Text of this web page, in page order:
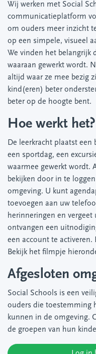
Wij werken met Social
communicatieplatform
om ouders meer inzicht
op een simpele, visueel
We vinden het belangrijk
waaraan gewerkt wordt.
altijd waar ze mee bezig
kind(eren) beter
beter op de hoogte bent.
Hoe werkt het?
De leerkracht plaatst
een sportdag, een
waarmee gewerkt wordt.
bekijken door in te
omgeving. U kunt
toevoegen aan uw
herinneringen en
ontvangen een
een account te activeren.
Bekijk het filmpje
Afgesloten
Social Schools is een
ouders die toestemming
kunnen in de omgeving.
de groepen van hun